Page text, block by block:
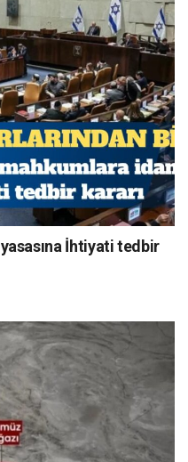
İhtiyati tedbir